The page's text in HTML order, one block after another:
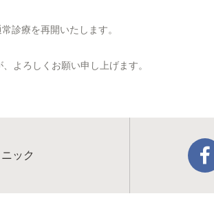
診療を再開いたします。
よろしくお願い申し上げます。
ック